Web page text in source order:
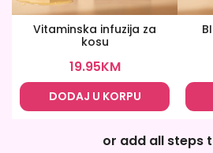
Vitaminska infuzija za
kosu
19.95KM
DODAJ U KORPU
or add all steps